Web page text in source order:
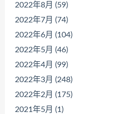
2022年8月 (59)
2022年7月 (74)
2022年6月 (104)
2022年5月 (46)
2022年4月 (99)
2022年3月 (248)
2022年2月 (175)
2021年5月 (1)